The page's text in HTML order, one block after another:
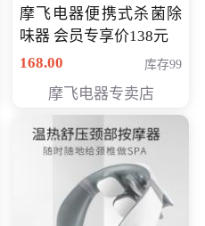
摩飞电器便携式杀菌除
味器 会员专享价138元
168.00
库存99
摩飞电器专卖店